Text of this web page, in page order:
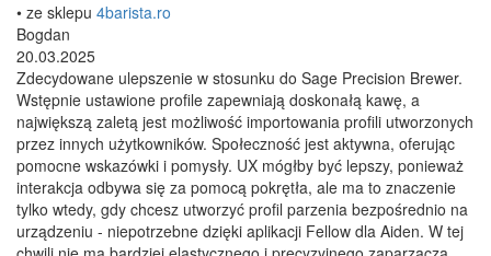
• ze sklepu 4barista.ro
Bogdan
20.03.2025
Zdecydowane ulepszenie w stosunku do Sage Precision Brewer.
Wstępnie ustawione profile zapewniają doskonałą kawę, a
największą zaletą jest możliwość importowania profili utworzonych
przez innych użytkowników. Społeczność jest aktywna, oferując
pomocne wskazówki i pomysły. UX mógłby być lepszy, ponieważ
interakcja odbywa się za pomocą pokrętła, ale ma to znaczenie
tylko wtedy, gdy chcesz utworzyć profil parzenia bezpośrednio na
urządzeniu - niepotrzebne dzięki aplikacji Fellow dla Aiden. W tej